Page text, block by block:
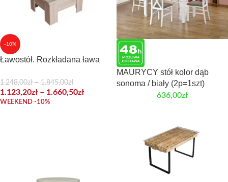
-10%
Ławostół. Rozkładana ława
1.248,00zł – 1.845,00zł
1.123,20zł – 1.660,50zł
WEEKEND -10%
MAURYCY stół kolor dąb
sonoma / biały (2p=1szt)
636,00zł